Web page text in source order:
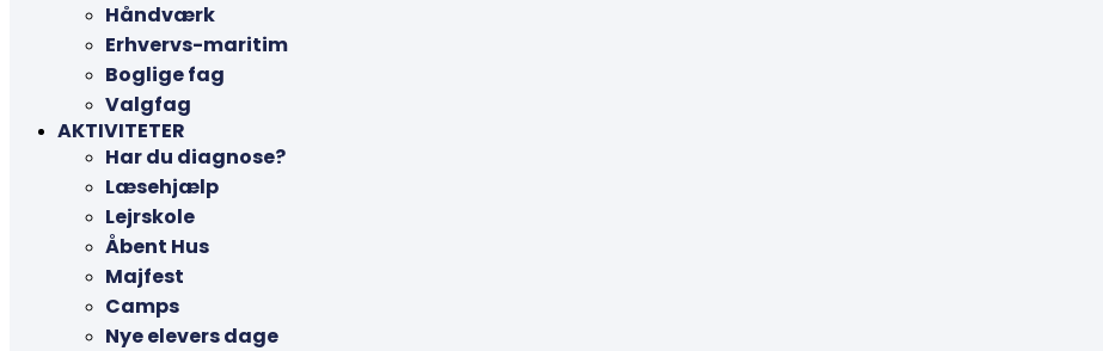
Håndværk
Erhvervs-maritim
Boglige fag
Valgfag
AKTIVITETER
Har du diagnose?
Læsehjælp
Lejrskole
Åbent Hus
Majfest
Camps
Nye elevers dage